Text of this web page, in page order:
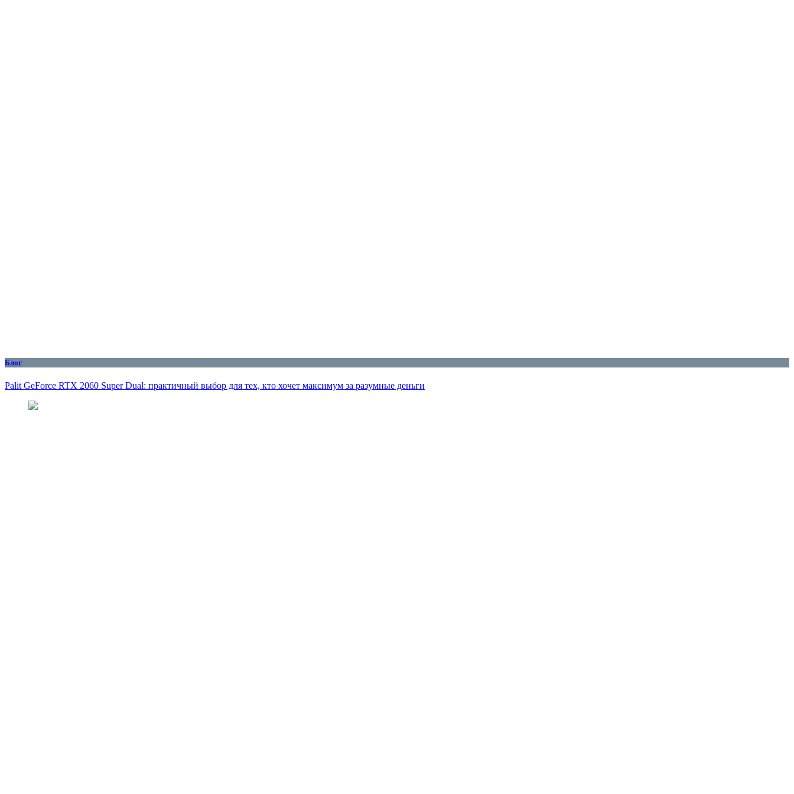
Блог
Palit GeForce RTX 2060 Super Dual: практичный выбор для тех, кто хочет максимум за разумные деньги